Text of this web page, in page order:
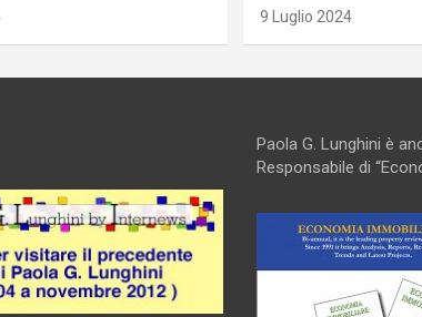
9 Luglio 2024
Paola G. Lunghini è
Responsabile di